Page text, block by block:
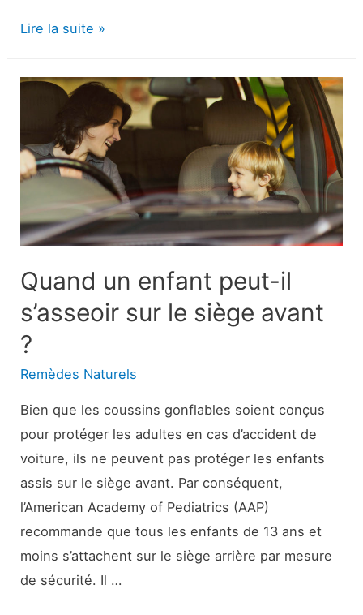
Diabète
type
Traitement
de
l’hypoglycémie
Lire la suite »
Quand un enfant peut-il
s’asseoir sur le siège avant
?
Remèdes Naturels
Bien que les coussins gonflables soient conçus
pour protéger les adultes en cas d’accident de
voiture, ils ne peuvent pas protéger les enfants
assis sur le siège avant. Par conséquent,
l’American Academy of Pediatrics (AAP)
recommande que tous les enfants de 13 ans et
moins s’attachent sur le siège arrière par mesure
de sécurité. Il …